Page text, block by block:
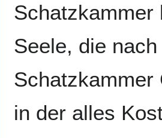
Schatzkammer
Seele, die
Schatzkammer
in der alles